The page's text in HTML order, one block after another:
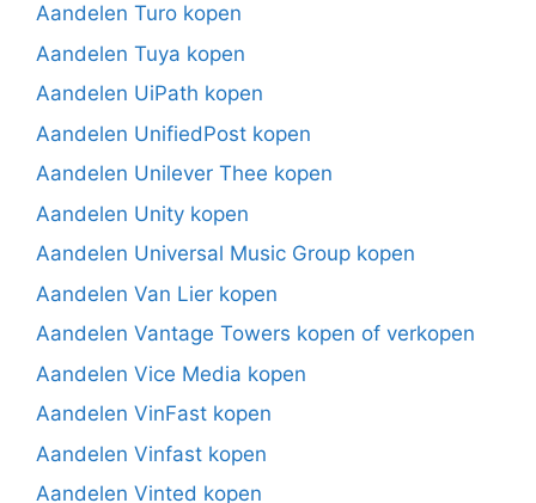
Aandelen Turo kopen
Aandelen Tuya kopen
Aandelen UiPath kopen
Aandelen UnifiedPost kopen
Aandelen Unilever Thee kopen
Aandelen Unity kopen
Aandelen Universal Music Group kopen
Aandelen Van Lier kopen
Aandelen Vantage Towers kopen of verkopen
Aandelen Vice Media kopen
Aandelen VinFast kopen
Aandelen Vinfast kopen
Aandelen Vinted kopen